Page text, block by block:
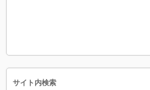
サイト内検索